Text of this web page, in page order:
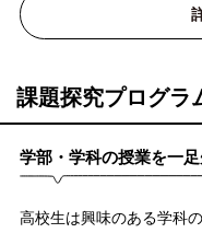
課題探究プログラ
学部・学科の授業を一
高校生は興味のある学科